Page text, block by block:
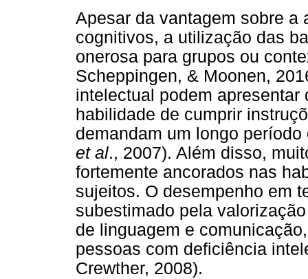
Apesar da vantagem sobre
cognitivos, a utilização das
onerosa para grupos ou
Scheppingen, & Moonen,
intelectual podem
habilidade de cumprir
demandam um longo
et al., 2007). Além disso,
fortemente ancorados nas
sujeitos. O desempenho em
subestimado pela
de linguagem e
pessoas com deficiência
Crewther, 2008).